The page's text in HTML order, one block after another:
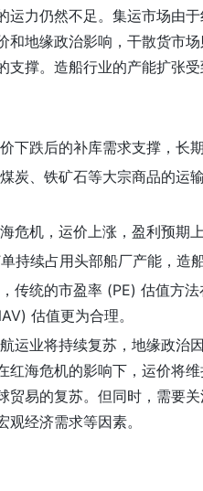
运力仍然不足。集运市场由
和地缘政治影响，干散货市
支撑。造船行业的产能扩张
下跌后的补库需求支撑，长
炭、铁矿石等大宗商品的运
危机，运价上涨，盈利预期
持续占用头部船厂产能，造
传统的市盈率 (PE) 估值方
估值更为合理。
运业将持续复苏，地缘政治
红海危机的影响下，运价将
贸易的复苏。但同时，需要
经济需求等因素。